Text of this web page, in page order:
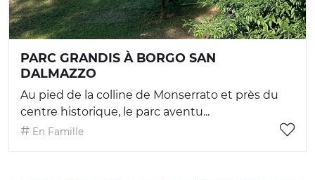
PARC GRANDIS À BORGO SAN
DALMAZZO
Au pied de la colline de Monserrato et près du
centre historique, le parc aventu...
En Famille